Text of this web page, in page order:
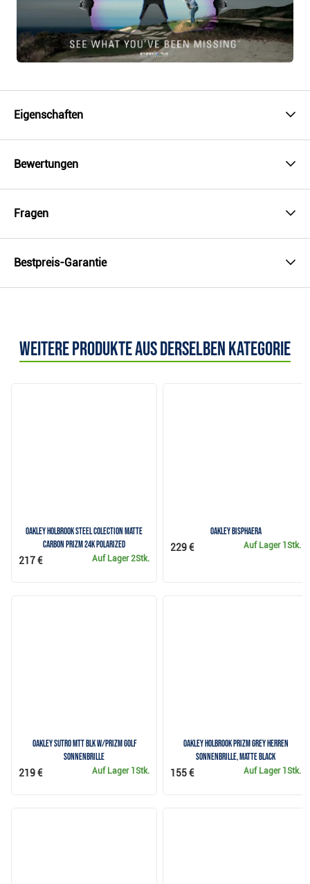
Eigenschaften
Bewertungen
Fragen
Bestpreis-Garantie
Weitere Produkte aus derselben Kategorie
Oakley Holbrook Steel Colection Matte
Carbon Prizm 24K Polarized
Auf Lager 2Stk.
217 €
Oakley BISPHAERA
Auf Lager 1Stk.
229 €
Oakley Sutro Mtt Blk w/Prizm Golf
Sonnenbrille
Auf Lager 1Stk.
219 €
Oakley Holbrook Prizm Grey Herren
Sonnenbrille, Matte Black
Auf Lager 1Stk.
155 €